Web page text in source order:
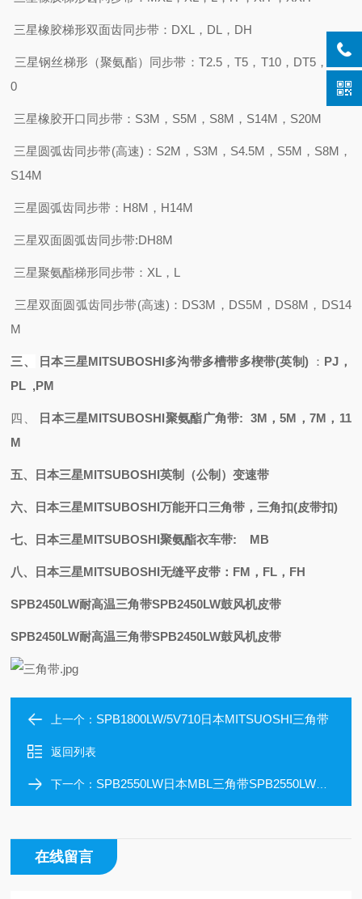
三星橡胶梯形双面齿同步带： DXL，DL，DH
三星钢丝梯形（聚氨酯）同步带： T2.5，T5，T10，DT5，DT1
0
三星橡胶开口同步带： S3M，S5M，S8M，S14M，S20M
三星圆弧齿同步带(高速)：S2M，S3M，S4.5M，S5M，S8M，
S14M
三星圆弧齿同步带： H8M，H14M
三星双面圆弧齿同步带:DH8M
三星聚氨酯梯形同步带： XL，L
三星双面圆弧齿同步带(高速)：DS3M，DS5M，DS8M，DS14
M
三、 日本三星MITSUBOSHI多沟带多槽带多楔带(英制) ： PJ，
PL ,PM
四、 日本三星MITSUBOSHI聚氨酯广角带: 3M，5M，7M，11
M
五、日本三星MITSUBOSHI英制（公制）变速带
六、日本三星MITSUBOSHI万能开口三角带，三角扣(皮带扣)
七、日本三星MITSUBOSHI聚氨酯衣车带: MB
八、日本三星MITSUBOSHI无缝平皮带：FM，FL，FH
SPB2450LW耐高温三角带SPB2450LW鼓风机皮带
SPB2450LW耐高温三角带SPB2450LW鼓风机皮带
上一个： SPB1800LW/5V710日本MITSUOSHI三角带
返回列表
下一个： SPB2550LW日本MBL三角带SPB2550LW传动带
在线留言